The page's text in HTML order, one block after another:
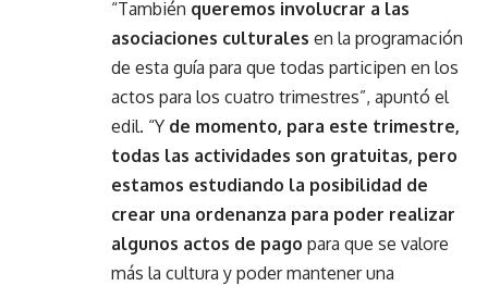
“También queremos involucrar a las
asociaciones culturales en la programación
de esta guía para que todas participen en los
actos para los cuatro trimestres”, apuntó el
edil. “Y de momento, para este trimestre,
todas las actividades son gratuitas, pero
estamos estudiando la posibilidad de
crear una ordenanza para poder realizar
algunos actos de pago para que se valore
más la cultura y poder mantener una